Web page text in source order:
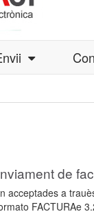
de
acceptades a
FACTURAe